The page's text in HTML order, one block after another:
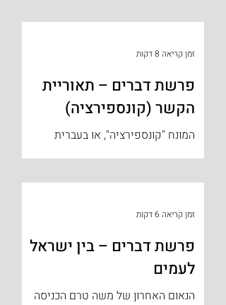
מונף בימים אלה חרב הפינוי...
פרשת דברים – תאוריית
הקשר (קונספירציה)
המונח "קונספירציה", או בעברית
מיוחד שקשה לתת לו הסבר הגיוני
זמן קריאה 8 דקות
פרשת דברים – בין ישראל
לעמים
הנאום האחרון של משה טרם הכניסה
זמן קריאה 6 דקות